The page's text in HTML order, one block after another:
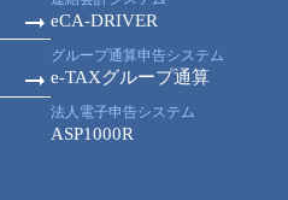
eCA-DRIVER
グループ通算申告システム
e-TAXグループ通算
法人電子申告システム
ASP1000R